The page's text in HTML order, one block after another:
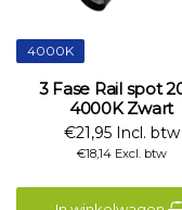
4000K
3 Fase Rail spot
4000K Zwart
€21,95 Incl. btw
€18,14 Excl. btw